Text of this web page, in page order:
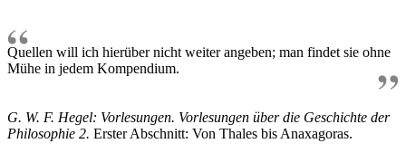
Quellen will ich hierüber nicht weiter angeben; man findet sie ohne
Mühe in jedem Kompendium.
G. W. F. Hegel: Vorlesungen. Vorlesungen über die Geschichte der
Philosophie 2. Erster Abschnitt: Von Thales bis Anaxagoras.